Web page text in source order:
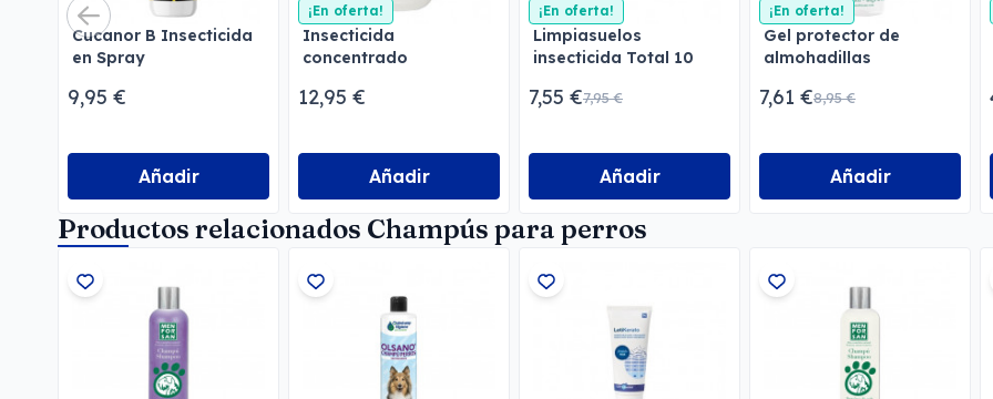
Cucanor B Insecticida
en Spray
9,95 €
Añadir
¡En oferta!
Insecticida
concentrado
Menforsan
12,95 €
Añadir
¡En oferta!
Limpiasuelos
insecticida Total 10
7,55 €7,95 €
Añadir
¡En oferta!
Gel protector de
almohadillas
7,61 €8,95 €
Añadir
Productos relacionados Champús para perros